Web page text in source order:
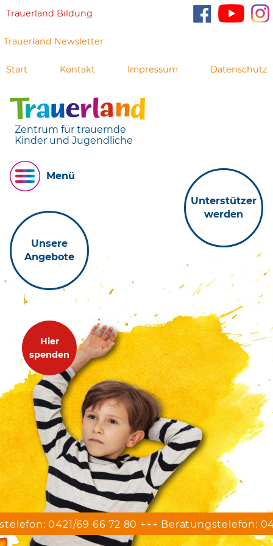
Trauerland Bildung
Trauerland Newsletter
Start Kontakt Impressum Datenschutz
Zentrum für trauernde
Kinder und Jugendliche
Menü
Unsere
Angebote
Unterstützer
werden
Hier
spenden
0421/69 66 72 80 +++ Beratungstelefon: